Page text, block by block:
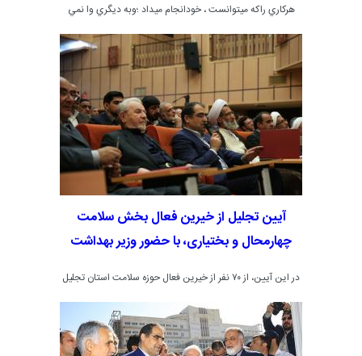
هركاري راكه ميتوانست ، خودانجام ميداد ؛وبه ديگري وا نمي
نهاد . و در اين رهگذر بسيار انديشيد ودست و نيتش را در امري
نيكو وعظيم وارد نمود . شاهد صدق اين ادعا، وجود فعال
مؤسّسات و مجامع خيريه زير مي باشد.
آیین تجلیل از خیرین فعال بخش سلامت
چهارمحال و بختیاری، با حضور وزیر بهداشت
در این آیین، از ۷۰ نفر از خیرین فعال حوزه سلامت استان تجلیل
به عمل آمد.